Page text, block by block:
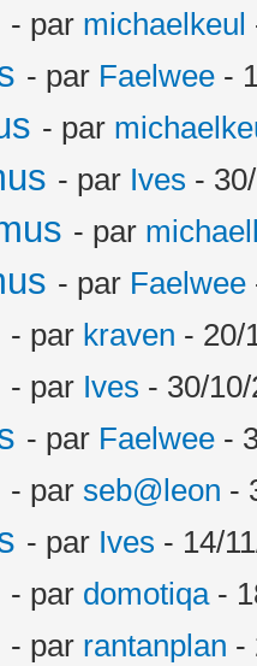
- par michaelkeul
- par Faelwee -
- par
- par Ives -
- par
- par Faelwee
- par kraven - 20/
- par Ives - 30/
- par Faelwee -
- par seb@leon -
- par Ives - 14/
- par domotiqa-
- par rantanplan -